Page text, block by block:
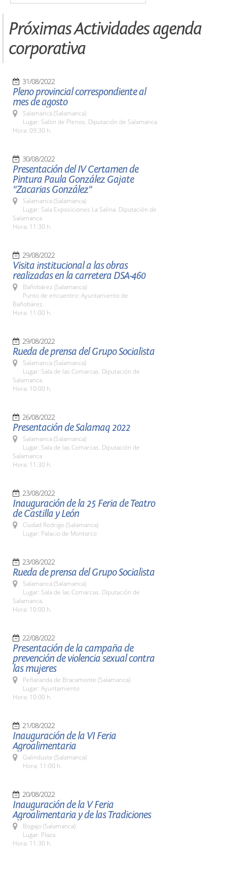
Próximas Actividades agenda
corporativa
31/08/2022
Pleno provincial correspondiente al
mes de agosto
Salamanca (Salamanca)
Lugar: Salón de Plenos. Diputación de Salamanca
Hora: 09:30 h.
30/08/2022
Presentación del IV Certamen de
Pintura Paula González Gajate
"Zacarias González"
Salamanca (Salamanca)
Lugar: Sala Exposiciones La Salina. Diputación de
Salamanca
Hora: 11:30 h.
29/08/2022
Visita institucional a las obras
realizadas en la carretera DSA-460
Bañobárez (Salamanca)
Punto de encuentro: Ayuntamiento de
Bañobárez.
Hora: 11:00 h.
29/08/2022
Rueda de prensa del Grupo Socialista
Salamanca (Salamanca)
Lugar: Sala de las Comarcas. Diputación de
Salamanca.
Hora: 10:00 h.
26/08/2022
Presentación de Salamaq 2022
Salamanca (Salamanca)
Lugar: Sala de las Comarcas. Diputación de
Salamanca
Hora: 11:30 h.
23/08/2022
Inauguración de la 25 Feria de Teatro
de Castilla y León
Ciudad Rodrigo (Salamanca)
Lugar: Palacio de Montarco
23/08/2022
Rueda de prensa del Grupo Socialista
Salamanca (Salamanca)
Lugar: Sala de las Comarcas. Diputación de
Salamanca.
Hora: 10:00 h.
22/08/2022
Presentación de la campaña de
prevención de violencia sexual contra
las mujeres
Peñaranda de Bracamonte (Salamanca)
Lugar: Ayuntamiento
Hora: 10:00 h.
21/08/2022
Inauguración de la VI Feria
Agroalimentaria
Galinduste (Salamanca)
Hora: 11:00 h.
20/08/2022
Inauguración de la V Feria
Agroalimentaria y de las Tradiciones
Bogajo (Salamanca)
Lugar: Plaza
Hora: 11:30 h.